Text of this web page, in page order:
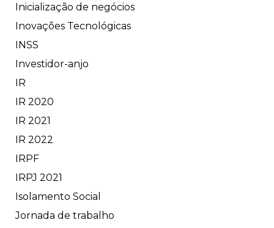
Inicialização de negócios
Inovações Tecnológicas
INSS
Investidor-anjo
IR
IR 2020
IR 2021
IR 2022
IRPF
IRPJ 2021
Isolamento Social
Jornada de trabalho